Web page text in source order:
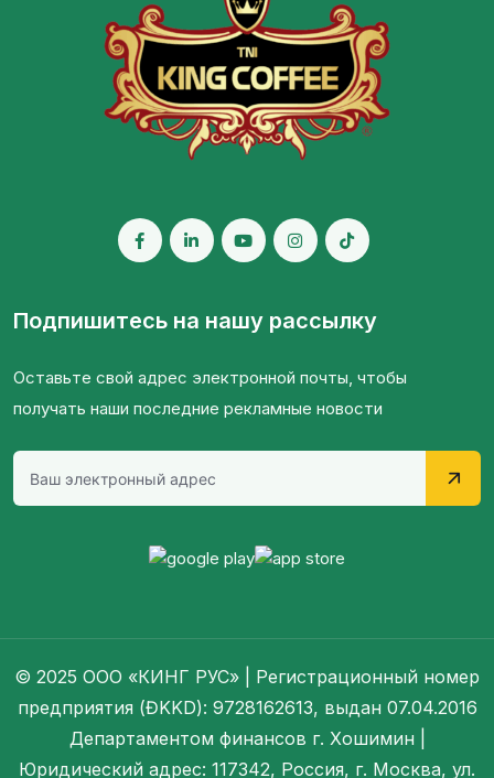
Подпишитесь на нашу рассылку
Оставьте свой адрес электронной почты, чтобы
получать наши последние рекламные новости
© 2025 ООО «КИНГ РУС» | Регистрационный номер
предприятия (ĐKKD): 9728162613, выдан 07.04.2016
Департаментом финансов г. Хошимин |
Юридический адрес: 117342, Россия, г. Москва, ул.